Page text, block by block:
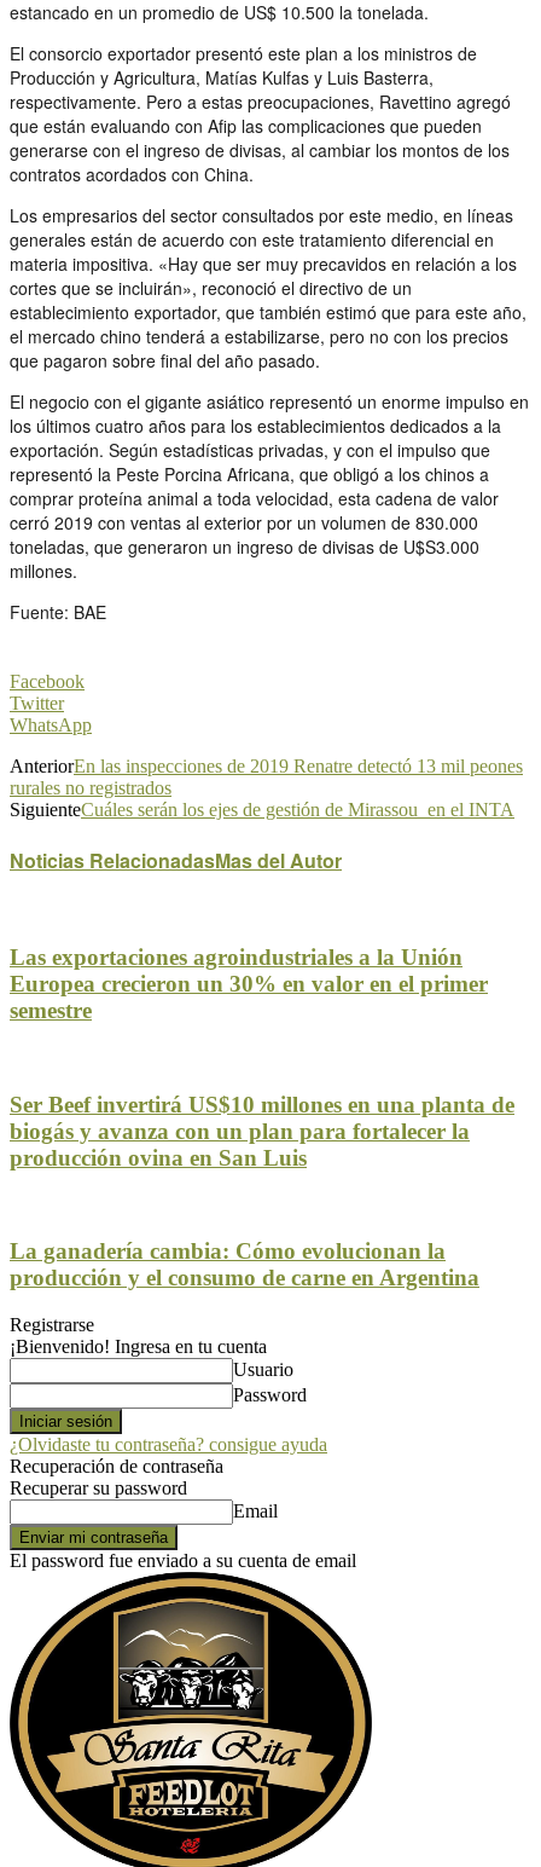
estancado en un promedio de US$ 10.500 la tonelada.
El consorcio exportador presentó este plan a los ministros de
Producción y Agricultura, Matías Kulfas y Luis Basterra,
respectivamente. Pero a estas preocupaciones, Ravettino agregó
que están evaluando con Afip las complicaciones que pueden
generarse con el ingreso de divisas, al cambiar los montos de los
contratos acordados con China.
Los empresarios del sector consultados por este medio, en líneas
generales están de acuerdo con este tratamiento diferencial en
materia impositiva. «Hay que ser muy precavidos en relación a los
cortes que se incluirán», reconoció el directivo de un
establecimiento exportador, que también estimó que para este año,
el mercado chino tenderá a estabilizarse, pero no con los precios
que pagaron sobre final del año pasado.
El negocio con el gigante asiático representó un enorme impulso en
los últimos cuatro años para los establecimientos dedicados a la
exportación. Según estadísticas privadas, y con el impulso que
representó la Peste Porcina Africana, que obligó a los chinos a
comprar proteína animal a toda velocidad, esta cadena de valor
cerró 2019 con ventas al exterior por un volumen de 830.000
toneladas, que generaron un ingreso de divisas de U$S3.000
millones.
Fuente: BAE
Facebook
Twitter
WhatsApp
AnteriorEn las inspecciones de 2019 Renatre detectó 13 mil peones
rurales no registrados
SiguienteCuáles serán los ejes de gestión de Mirassou en el INTA
Noticias RelacionadasMas del Autor
Las exportaciones agroindustriales a la Unión
Europea crecieron un 30% en valor en el primer
semestre
Ser Beef invertirá US$10 millones en una planta de
biogás y avanza con un plan para fortalecer la
producción ovina en San Luis
La ganadería cambia: Cómo evolucionan la
producción y el consumo de carne en Argentina
Registrarse
¡Bienvenido! Ingresa en tu cuenta
Usuario
Password
¿Olvidaste tu contraseña? consigue ayuda
Recuperación de contraseña
Recuperar su password
Email
El password fue enviado a su cuenta de email